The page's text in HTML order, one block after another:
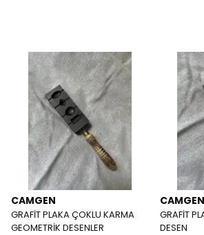
CAMGEN
GRAFİT PLAKA ÇOKLU KARMA
GEOMETRİK DESENLER
CAMGEN
GRAFİT
DESEN